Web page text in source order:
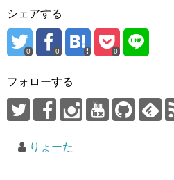
シェアする
0 0 0
フォローする
りょーた